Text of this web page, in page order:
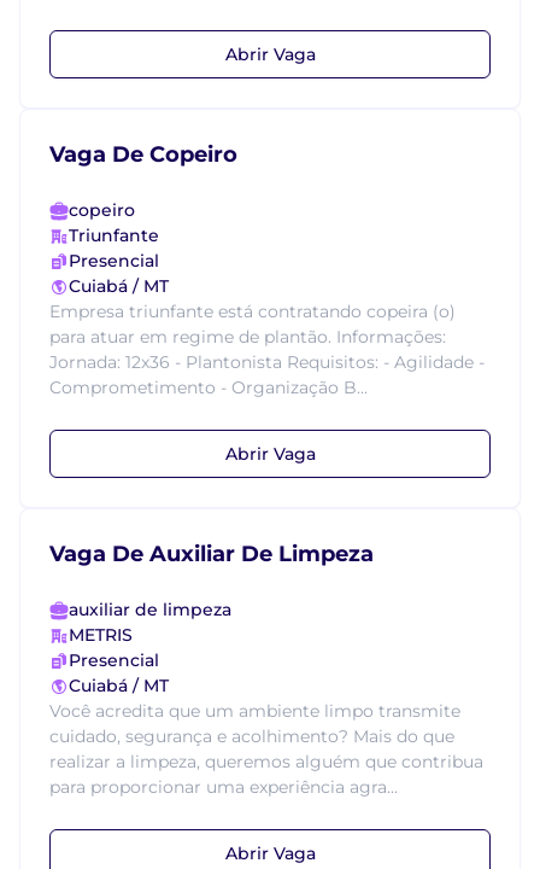
Abrir Vaga
Vaga De Copeiro
copeiro
Triunfante
Presencial
Cuiabá / MT
Empresa triunfante está contratando copeira (o)
para atuar em regime de plantão. Informações:
Jornada: 12x36 - Plantonista Requisitos: - Agilidade -
Comprometimento - Organização B...
Abrir Vaga
Vaga De Auxiliar De Limpeza
auxiliar de limpeza
METRIS
Presencial
Cuiabá / MT
Você acredita que um ambiente limpo transmite
cuidado, segurança e acolhimento? Mais do que
realizar a limpeza, queremos alguém que contribua
para proporcionar uma experiência agra...
Abrir Vaga